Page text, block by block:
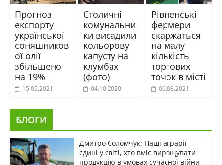
Прогноз
експорту
української
соняшников
ої олії
збільшено
на 19%
15.05.2021
Столичні
комунальни
ки висадили
кольорову
капусту на
клумбах
(фото)
04.10.2020
Рівненські
фермери
скаржаться
на малу
кількість
торгових
точок в місті
06.08.2021
БЛОГИ
Дмитро Соломчук: Наші аграрії
єдині у світі, хто вміє вирощувати
продукцію в умовах сучасної війни